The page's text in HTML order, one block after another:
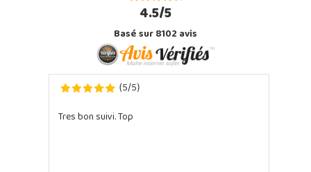
4.5/5
Basé sur 8102 avis
(5/5)
Tres bon suivi. Top